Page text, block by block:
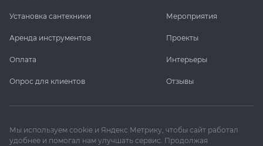
Установка сантехники
Аренда инструментов
Оплата
Опрос для клиентов
Мероприятия
Проекты
Интерьеры
Отзывы
Мы используем cookie и Яндекс Метрику, чтобы сайт работал
удобнее и помогал нам улучшать сервис. Продолжая